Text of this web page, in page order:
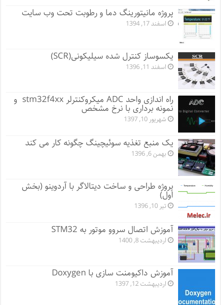
پروژه مانيتورينگ دما و رطوبت تحت وب سایت
اسفند 17, 1394
یکسوساز کنترل شده سیلیکونی(SCR)
اسفند 11, 1396
راه اندازی واحد ADC میکروکنترلر stm32f4xx و
نمونه برداری با نرخ مشخص
شهریور 10, 1397
یک منبع تغذیه سوئیچینگ چگونه کار می کند
بهمن 6, 1396
پروژه طراحی و ساخت دیتالاگر با آردوینو (بخش
اول)
تیر 10, 1396
آموزش اتصال سروو موتور به STM32
اردیبهشت 8, 1400
آموزش داکیومنت سازی با Doxygen
اردیبهشت 12, 1397